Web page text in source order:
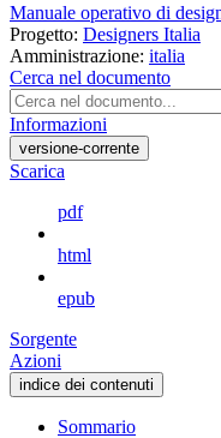
Manuale operativo di
Progetto: Designers Italia
Amministrazione: italia
Cerca nel documento
Informazioni
versione-corrente
Scarica
pdf
html
epub
Sorgente
Azioni
indice dei contenuti
Sommario